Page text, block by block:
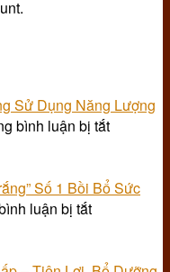
Sử Dụng Năng Lượng
bình luận bị tắtở
Đẩy
Số 1 Bồi Bổ Sức
luận bị tắtở